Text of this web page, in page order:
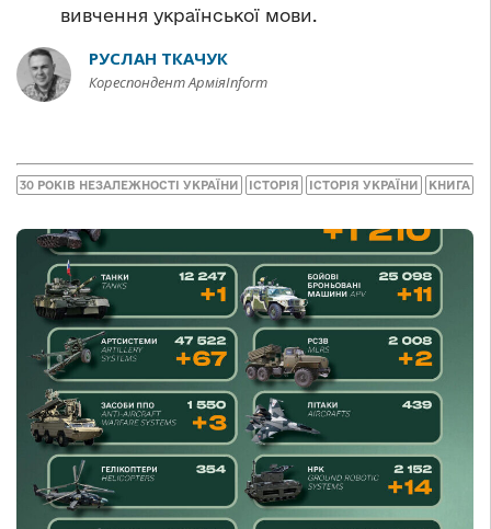
вивчення української мови.
РУСЛАН ТКАЧУК
Кореспондент АрміяInform
30 РОКІВ НЕЗАЛЕЖНОСТІ УКРАЇНИ ІСТОРІЯ ІСТОРІЯ УКРАЇНИ КНИГА